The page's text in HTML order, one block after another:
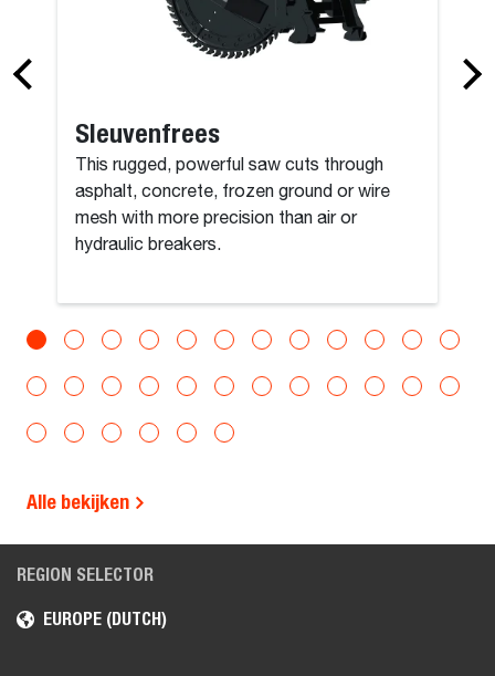
Sleuvenfrees
This rugged, powerful saw cuts through
asphalt, concrete, frozen ground or wire
mesh with more precision than air or
hydraulic breakers.
Alle bekijken
REGION SELECTOR
EUROPE (DUTCH)